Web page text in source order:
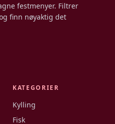
festmenyer. Filtrer
finn nøyaktig det
KATEGORIER
Kylling
Fisk